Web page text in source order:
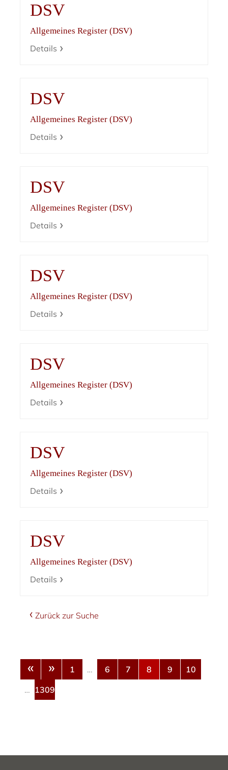
DSV
Allgemeines Register (DSV)
Details
DSV
Allgemeines Register (DSV)
Details
DSV
Allgemeines Register (DSV)
Details
DSV
Allgemeines Register (DSV)
Details
DSV
Allgemeines Register (DSV)
Details
DSV
Allgemeines Register (DSV)
Details
DSV
Allgemeines Register (DSV)
Details
Zurück zur Suche
« » 1 … 6 7 8 9
10
… 1309